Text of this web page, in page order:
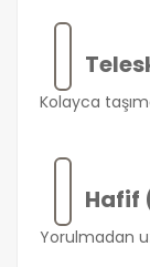
Kolayca
Hafif
Yorulmadan